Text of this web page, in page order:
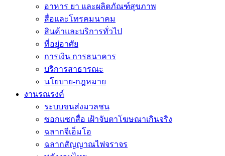
อาหาร ยา และผลิตภัณฑ์สุขภาพ
สื่อและโทรคมนาคม
สินค้าและบริการทั่วไป
ที่อยู่อาศัย
การเงิน การธนาคาร
บริการสาธารณะ
นโยบาย-กฎหมาย
งานรณรงค์
ระบบขนส่งมวลชน
ซอกแซกสื่อ เฝ้าจับตาโฆษณาเกินจริง
ฉลากจีเอ็มโอ
ฉลากสัญญาณไฟจราจร